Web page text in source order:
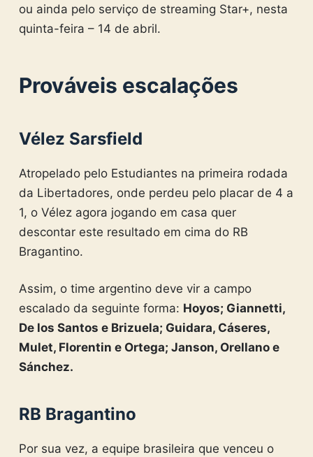
ou ainda pelo serviço de streaming Star+, nesta
quinta-feira – 14 de abril.
Prováveis escalações
Vélez Sarsfield
Atropelado pelo Estudiantes na primeira rodada
da Libertadores, onde perdeu pelo placar de 4 a
1, o Vélez agora jogando em casa quer
descontar este resultado em cima do RB
Bragantino.
Assim, o time argentino deve vir a campo
escalado da seguinte forma: Hoyos; Giannetti,
De los Santos e Brizuela; Guidara, Cáseres,
Mulet, Florentin e Ortega; Janson, Orellano e
Sánchez.
RB Bragantino
Por sua vez, a equipe brasileira que venceu o